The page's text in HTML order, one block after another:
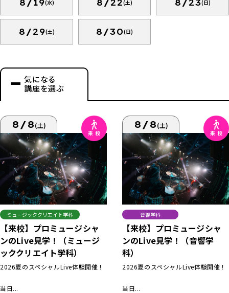
8/19(水) 8/22(土) 8/23(日)
8/29(土) 8/30(日)
気になる
講座を選ぶ
8/8(土)
ミュージッククリエイト学科
【来校】プロミュージシャ
ンのLive見学！（ミュージ
ッククリエイト学科）
2026夏のスペシャルLive体験開催！
当日...
8/8(土)
音響学科
【来校】プロミュージシャ
ンのLive見学！（音響学
科）
2026夏のスペシャルLive体験開催！
当日...